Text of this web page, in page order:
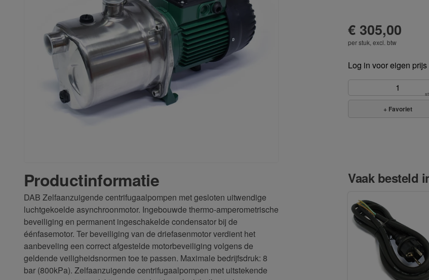
€ 305,00
per stuk, excl. btw
Log in voor eigen prijs
+ Favoriet
Productinformatie
DAB Zelfaanzuigende centrifugaalpompen met gesloten uitwendige
luchtgekoelde asynchroonmotor. Ingebouwde thermo-amperometrische
beveiliging en permanent ingeschakelde condensator bij de
éénfasemotor. Ter beveiliging van de driefasenmotor verdient het
aanbeveling een correct afgestelde motorbeveiliging volgens de
geldende veiligheidsnormen toe te passen. Maximale bedrijfsdruk: 8
bar (800kPa). Zelfaanzuigende centrifugaalpompen met uitstekende
Vaak besteld